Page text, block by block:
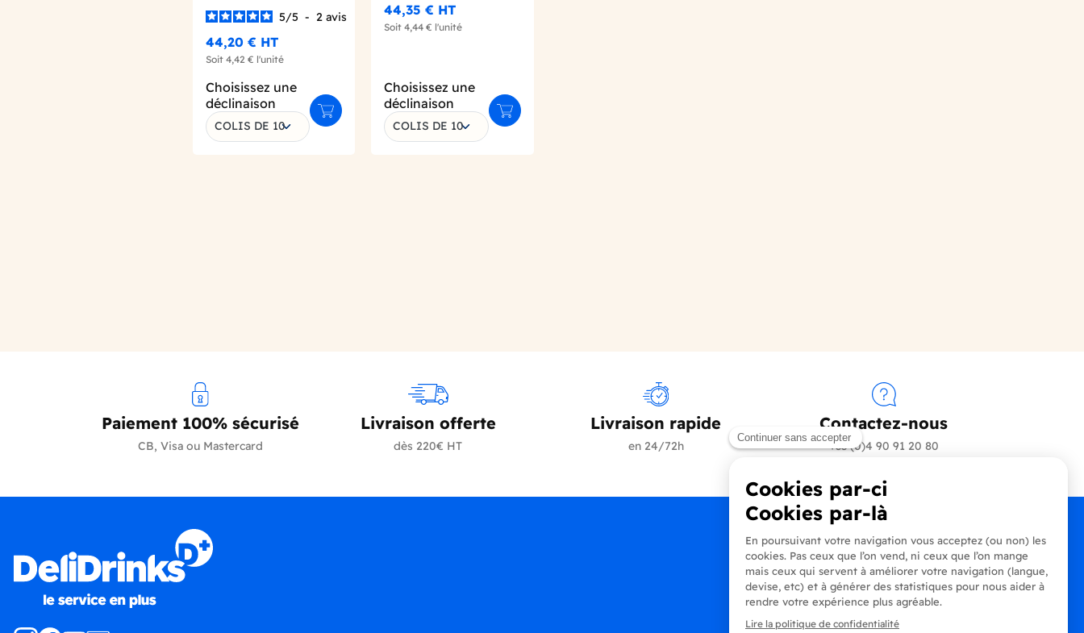
5/5 - 2 avis
44,20 € HT
Soit 4,42 € l'unité
Choisissez une
déclinaison
COLIS DE 10
Ajouter au panier
44,35 € HT
Soit4,44 € l'unité
Choisissez une
déclinaison
COLIS DE 10
Ajouter au panier
Paiement 100% sécurisé
CB, Visa ou Mastercard
Livraison offerte
dès 220€ HT
Livraison rapide
en 24/72h
Contactez-nous
+33 (0)4 90 91 20 80